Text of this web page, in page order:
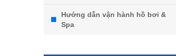
Hướng dẫn vận hành hồ bơi &
Spa